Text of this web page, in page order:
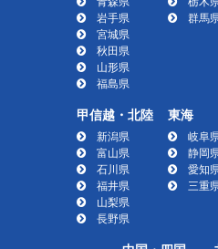
岩手県
宮城県
秋田県
山形県
福島県
群馬
甲信越・北陸
新潟県
富山県
石川県
福井県
山梨県
長野県
東海
岐阜
静岡
愛知
三重